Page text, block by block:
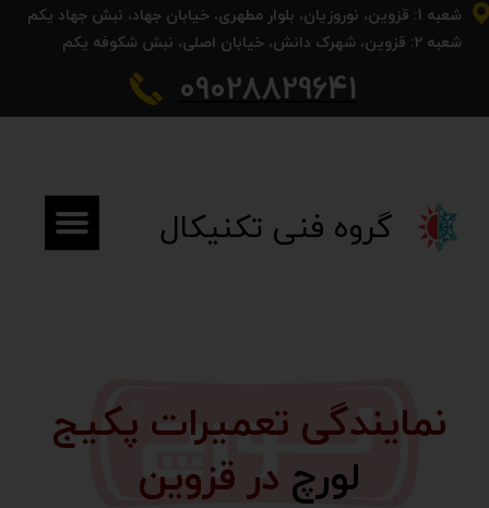
​​گروه فنی تکنیکال​​​​​​​
09028829641​​​​​​​
شعبه 1: قزوین، نوروزیان، بلوار مطهری، خیابان جهاد، نبش جهاد یکم
شعبه 2: قزوین، شهرک دانش، خیابان اصلی، نبش شکوفه یکم​​​​​​​
نمایندگی تعمیرات پکیج
لورچ در قزوین